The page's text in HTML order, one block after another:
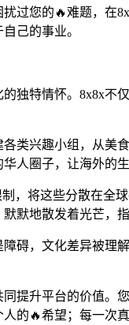
过您的🔥难题，在
己的事业。
独特情怀。8x8x不
类兴趣小组，从美
人圈子，让海外的
，将这些分散在全
默地散发着光芒，
碍，文化差异被理
提升平台的价值。
的🔥希望；每一次